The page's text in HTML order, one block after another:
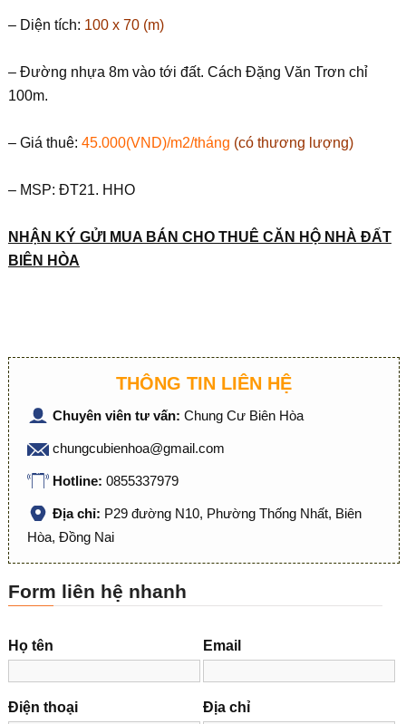
– Diện tích: 100 x 70 (m)
– Đường nhựa 8m vào tới đất. Cách Đặng Văn Trơn chỉ
100m.
– Giá thuê: 45.000(VND)/m2/tháng (có thương lượng)
– MSP: ĐT21. HHO
NHẬN KÝ GỬI MUA BÁN CHO THUÊ CĂN HỘ NHÀ ĐẤT
BIÊN HÒA
THÔNG TIN LIÊN HỆ
Chuyên viên tư vấn: Chung Cư Biên Hòa
chungcubienhoa@gmail.com
Hotline: 0855337979
Địa chỉ: P29 đường N10, Phường Thống Nhất, Biên
Hòa, Đồng Nai
Form liên hệ nhanh
Họ tên Email
Điện thoại Địa chỉ